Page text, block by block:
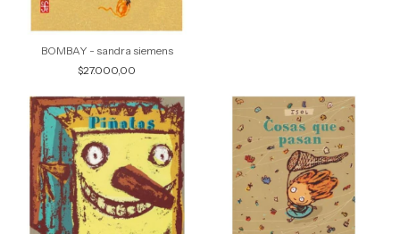
BOMBAY - sandra siemens
$27.000,00